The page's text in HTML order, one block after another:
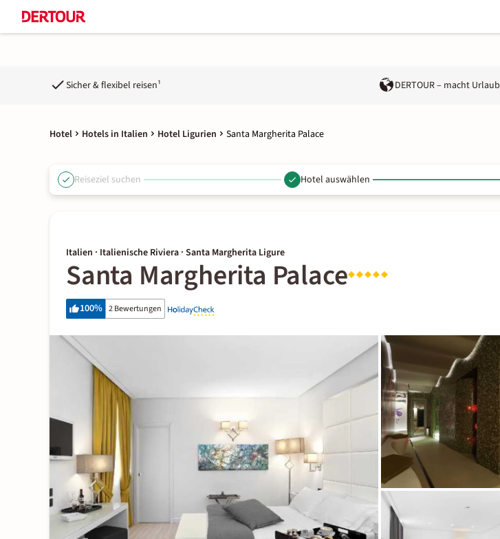
Sicher & flexibel reisen¹ DERTOUR – macht Urlaub
Hotel Hotels in Italien Hotel Ligurien Santa Margherita Palace
Reiseziel suchen Hotel auswählen
Italien · Italienische Riviera · Santa Margherita Ligure
Santa Margherita Palace
100% 2 Bewertungen